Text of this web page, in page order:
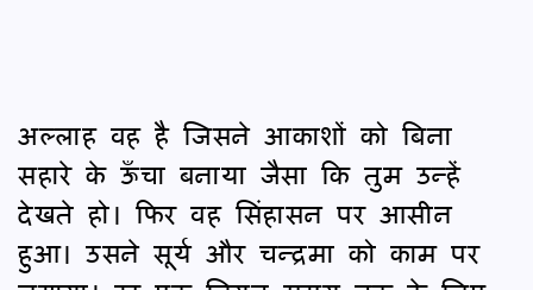
अल्लाह वह है जिसने आकाशों को बिना
सहारे के ऊँचा बनाया जैसा कि तुम उन्हें
देखते हो। फिर वह सिंहासन पर आसीन
हुआ। उसने सूर्य और चन्द्रमा को काम पर